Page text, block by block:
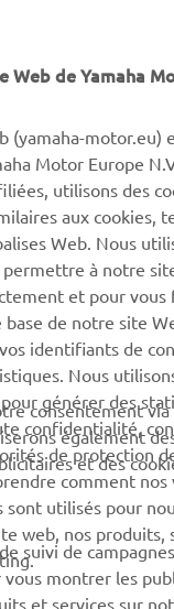
N.V. / Yamaha
aucun cas être
commerciales
Motor
Ltd.
prudemment et
locale.
Web de Yamaha
(yamaha-motor.eu)
Motor Europe
utilisons des
aux cookies,
Web. Nous
à notre
et pour vous
de notre site
identifiants de
Nous
générer des
confidentialité,
de protection
comment
sont utilisés pour
web, nos produits,
consentement
également
et des
suivi de
vous montrer les
et services sur